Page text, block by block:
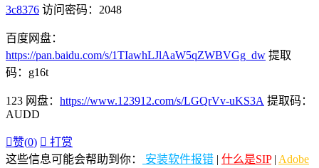
3c8376 访问密码：2048
百度网盘：
https://pan.baidu.com/s/1TIawhLJlAaW5qZWBVGg_dw 提取
码：g16t
123 网盘： https://www.123912.com/s/LGQrVv-uKS3A 提取码：
AUDD
赞(0)  打赏
这些信息可能会帮助到你：
安装软件报错 | 什么是SIP| Adobe